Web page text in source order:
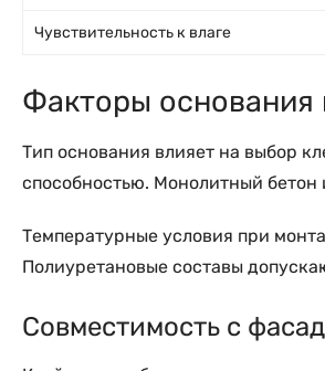
Чувствительность к влаге
Факторы основания
Тип основания влияет на выбор
способностью. Монолитный
Температурные условия при
Полиуретановые составы
Совместимость с